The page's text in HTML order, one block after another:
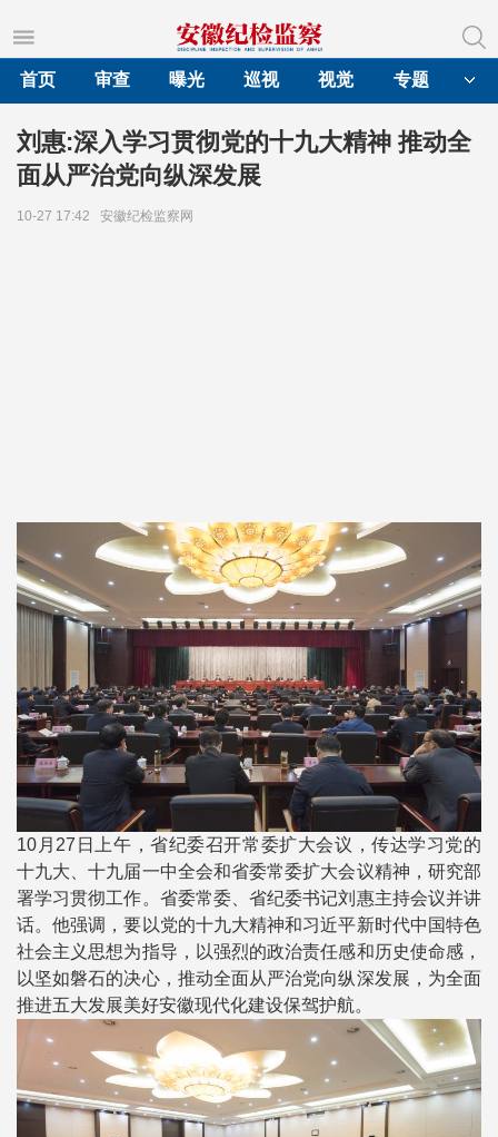
首页
审查 曝光 巡视 视觉 专题
刘惠:深入学习贯彻党的十九大精神 推动全
面从严治党向纵深发展
10-27 17:42 安徽纪检监察网
10月27日上午，省纪委召开常委扩大会议，传达学习党的
十九大、十九届一中全会和省委常委扩大会议精神，研究部
署学习贯彻工作。省委常委、省纪委书记刘惠主持会议并讲
话。他强调，要以党的十九大精神和习近平新时代中国特色
社会主义思想为指导，以强烈的政治责任感和历史使命感，
以坚如磐石的决心，推动全面从严治党向纵深发展，为全面
推进五大发展美好安徽现代化建设保驾护航。